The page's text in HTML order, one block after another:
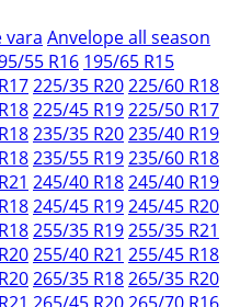
vara Anvelope all season
55 R16 195/65 R15
225/35 R20225/60 R18
225/45 R19225/50 R17
235/35 R20235/40 R19
235/55 R19235/60 R18
245/40 R18245/40 R19
245/45 R19245/45 R20
255/35 R19255/35 R21
255/40 R21 255/45 R18
265/35 R18265/35 R20